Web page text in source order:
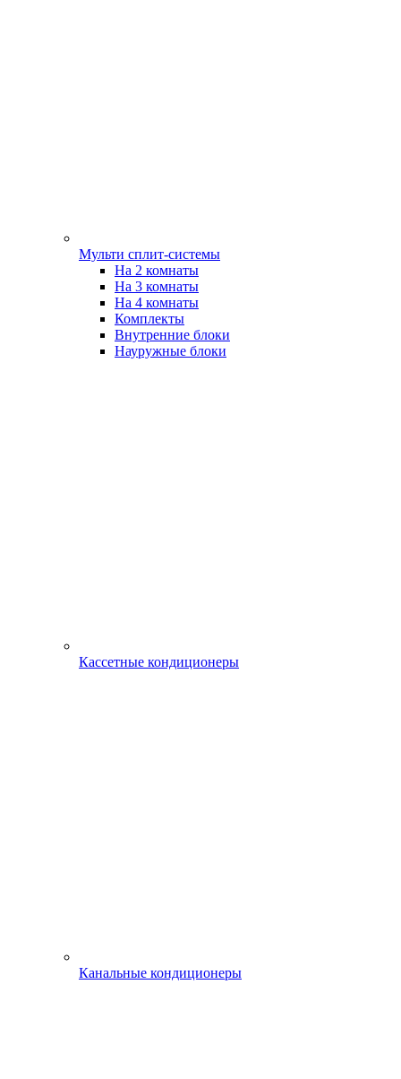
Мульти сплит-системы
На 2 комнаты
На 3 комнаты
На 4 комнаты
Комплекты
Внутренние блоки
Науружные блоки
Кассетные кондиционеры
Канальные кондиционеры